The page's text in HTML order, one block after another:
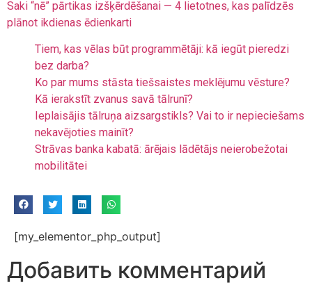
Saki “nē” pārtikas izšķērdēšanai — 4 lietotnes, kas palīdzēs
plānot ikdienas ēdienkarti
Tiem, kas vēlas būt programmētāji: kā iegūt pieredzi
bez darba?
Ko par mums stāsta tiešsaistes meklējumu vēsture?
Kā ierakstīt zvanus savā tālrunī?
Ieplaisājis tālruņa aizsargstikls? Vai to ir nepieciešams
nekavējoties mainīt?
Strāvas banka kabatā: ārējais lādētājs neierobežotai
mobilitātei
[my_elementor_php_output]
Добавить комментарий